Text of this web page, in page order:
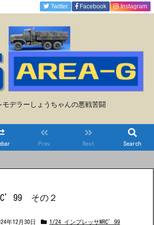
モデラーしょうちゃんの悪戦苦闘
Prev Next Search
Twitter Facebook Instagram
その２
年12月30日 1/24 インプレッサWRC’99